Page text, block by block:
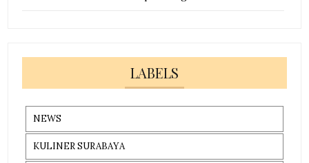
LABELS
NEWS
KULINER SURABAYA